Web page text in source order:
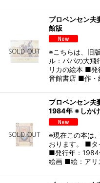
プロベンセン
館版
※こちらは、旧
ル：パパの大飛
リカの絵本 ■
音館書店 ■作・
プロベンセン夫
1984年 ※しか
※現在この本は
おります。 ■
■発行年：
絵画 ■絵：アリ